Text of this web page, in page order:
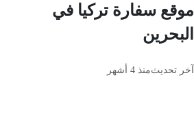
موقع سفارة تركيا في
البحرين
آخر تحديثمنذ 4 أشهر